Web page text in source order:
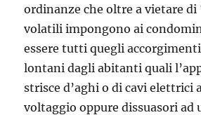
ordinanze che oltre a vietare di
volatili impongono ai
essere tutti quegli
lontani dagli abitanti quali
strisce d’aghi o di cavi elettrici
voltaggio oppure dissuasori ad